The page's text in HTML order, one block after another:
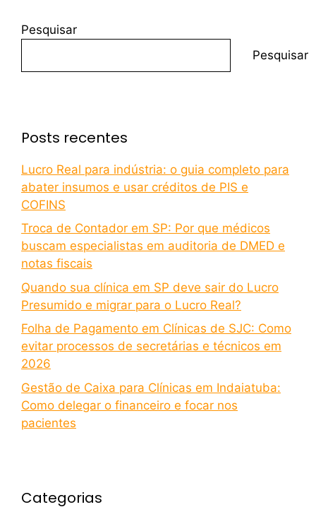
Pesquisar
Pesquisar
Posts recentes
Lucro Real para indústria: o guia completo para
abater insumos e usar créditos de PIS e
COFINS
Troca de Contador em SP: Por que médicos
buscam especialistas em auditoria de DMED e
notas fiscais
Quando sua clínica em SP deve sair do Lucro
Presumido e migrar para o Lucro Real?
Folha de Pagamento em Clínicas de SJC: Como
evitar processos de secretárias e técnicos em
2026
Gestão de Caixa para Clínicas em Indaiatuba:
Como delegar o financeiro e focar nos
pacientes
Categorias